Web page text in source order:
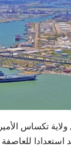
تكساس
استعدادا